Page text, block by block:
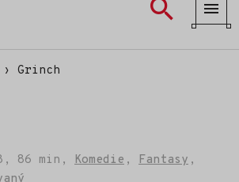
› Grinch
86 min, Komedie , Fantasy ,